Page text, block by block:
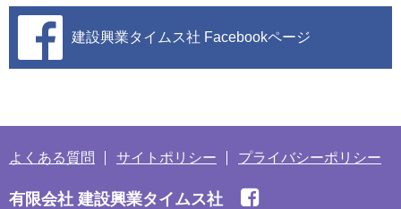
建設興業タイムス社 Facebookページ
よくある質問 サイトポリシー プライバシーポリシー
有限会社 建設興業タイムス社